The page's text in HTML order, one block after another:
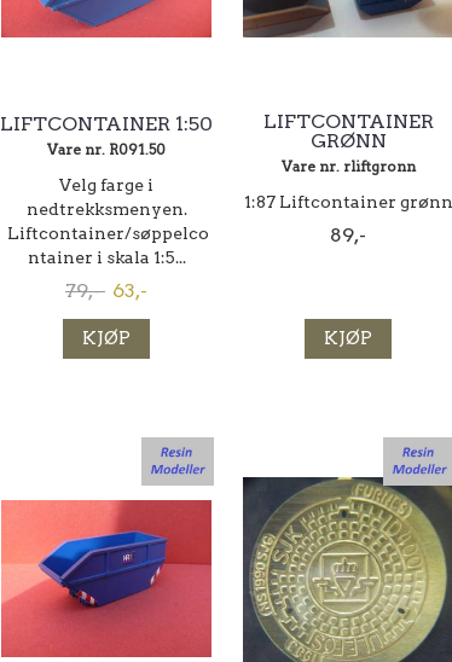
LIFTCONTAINER 1:50
Vare nr. R091.50
Velg farge i
nedtrekksmenyen.
Liftcontainer/søppelco
ntainer i skala 1:5...
79,- 63,-
KJØP
LIFTCONTAINER
GRØNN
Vare nr. rliftgronn
1:87 Liftcontainer grønn
89,-
KJØP